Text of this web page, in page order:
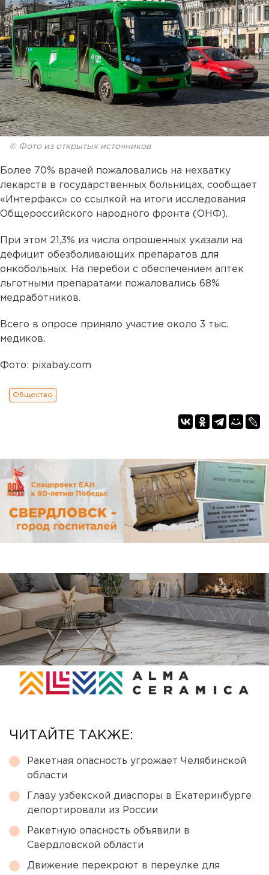
© Фото из открытых источников
Более 70% врачей пожаловались на нехватку
лекарств в государственных больницах, сообщает
«Интерфакс» со ссылкой на итоги исследования
Общероссийского народного фронта (ОНФ).
При этом 21,3% из числа опрошенных указали на
дефицит обезболивающих препаратов для
онкобольных. На перебои с обеспечением аптек
льготными препаратами пожаловались 68%
медработников.
Всего в опросе приняло участие около 3 тыс.
медиков.
Фото: pixabay.com
Общество
ЧИТАЙТЕ ТАКЖЕ:
Ракетная опасность угрожает Челябинской
области
Главу узбекской диаспоры в Екатеринбурге
депортировали из России
Ракетную опасность объявили в
Свердловской области
Движение перекроют в переулке для